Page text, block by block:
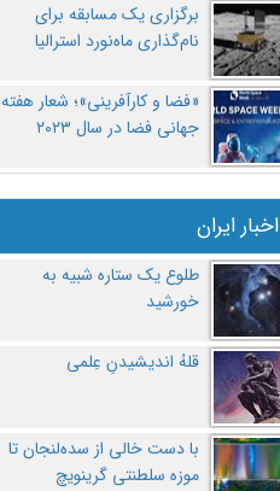
برگزاری یک مسابقه برای
نام‌گذاری ماه‌نورد استرالیا
«فضا و کارآفرینی»؛ شعار هفته
جهانی فضا در سال ۲۰۲۳
اخبار ایران
طلوع یک ستاره شبیه به
خورشید
قلهُ اندیشیدنِ عِلمی
با دست خالی از سده‌لنجان تا
موزه سلطنتی گرینویچ